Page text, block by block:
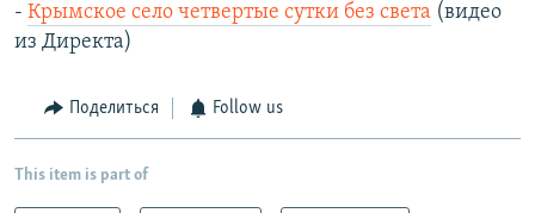
- Крымское село четвертые сутки без света (видео
из Директа)
Поделиться Follow us
This item is part of